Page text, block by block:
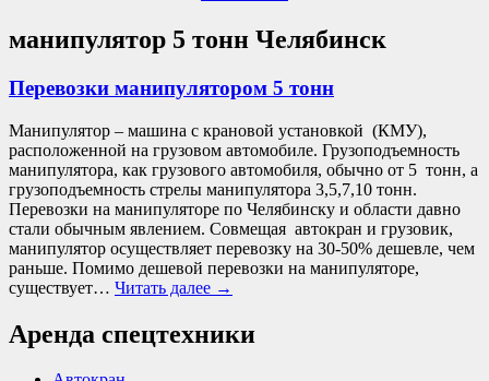
манипулятор 5 тонн Челябинск
Перевозки манипулятором 5 тонн
Манипулятор – машина с крановой установкой (КМУ),
расположенной на грузовом автомобиле. Грузоподъемность
манипулятора, как грузового автомобиля, обычно от 5 тонн, а
грузоподъемность стрелы манипулятора 3,5,7,10 тонн.
Перевозки на манипуляторе по Челябинску и области давно
стали обычным явлением. Совмещая автокран и грузовик,
манипулятор осуществляет перевозку на 30-50% дешевле, чем
раньше. Помимо дешевой перевозки на манипуляторе,
существует… Читать далее →
Аренда спецтехники